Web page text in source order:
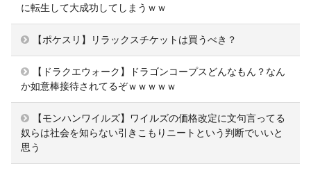
に転生して大成功してしまうｗｗ
【ポケスリ】リラックスチケットは買うべき？
【ドラクエウォーク】ドラゴンコープスどんなもん？なん
か如意棒接待されてるぞｗｗｗｗｗ
【モンハンワイルズ】ワイルズの価格改定に文句言ってる
奴らは社会を知らない引きこもりニートという判断でいいと
思う